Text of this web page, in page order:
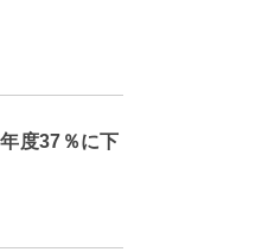
度37％に下